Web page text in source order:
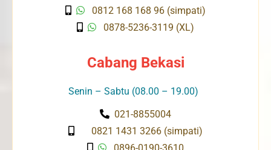
0812 168 168 96 (simpati)
0878-5236-3119 (XL)
Cabang Bekasi
Senin – Sabtu (08.00 – 19.00)
021-8855004
0821 1431 3266 (simpati)